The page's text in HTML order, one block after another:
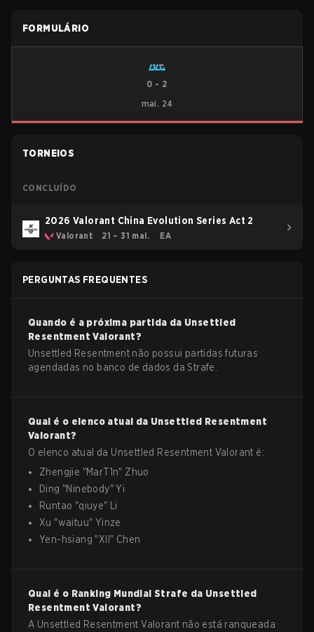
FORMULÁRIO
0 - 2
mai. 24
TORNEIOS
CONCLUÍDO
2026 Valorant China Evolution Series Act 2
Valorant 21 – 31 mai. EA
PERGUNTAS FREQUENTES
Quando é a próxima partida da Unsettled
Resentment Valorant?
Unsettled Resentment não possui partidas futuras
agendadas no banco de dados da Strafe.
Qual é o elenco atual da Unsettled Resentment
Valorant?
O elenco atual da Unsettled Resentment Valorant é:
Zhengjie "MarT1n" Zhuo
Ding "Ninebody"Yi
Runtao "qiuye"
Li
Xu "waituu" Yinze
Yen-hsiang "XII " Chen
Qual é o Ranking Mundial Strafe da Unsettled
Resentment Valorant?
A Unsettled Resentment Valorant não está ranqueada